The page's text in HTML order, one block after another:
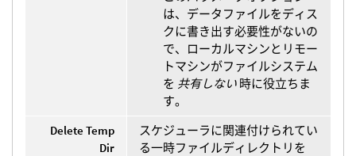
は、データファイルをディス
クに書き出す必要性がないの
で、ローカルマシンとリモー
トマシンがファイルシステム
を 共有しない 時に役立ちま
す。
Delete Temp
Dir
スケジューラに関連付けられてい
る一時ファイルディレクトリを